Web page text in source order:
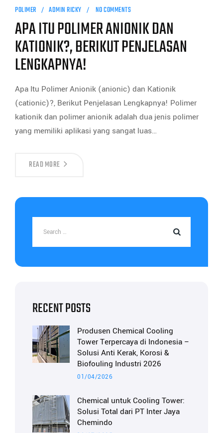
POLIMER ADMIN RICKY NO COMMENTS
APA ITU POLIMER ANIONIK DAN
KATIONIK?, BERIKUT PENJELASAN
LENGKAPNYA!
Apa Itu Polimer Anionik (anionic) dan Kationik
(cationic)?, Berikut Penjelasan Lengkapnya! Polimer
kationik dan polimer anionik adalah dua jenis polimer
yang memiliki aplikasi yang sangat luas…
READ MORE
RECENT POSTS
Produsen Chemical Cooling
Tower Terpercaya di Indonesia –
Solusi Anti Kerak, Korosi &
Biofouling Industri 2026
01/04/2026
Chemical untuk Cooling Tower:
Solusi Total dari PT Inter Jaya
Chemindo